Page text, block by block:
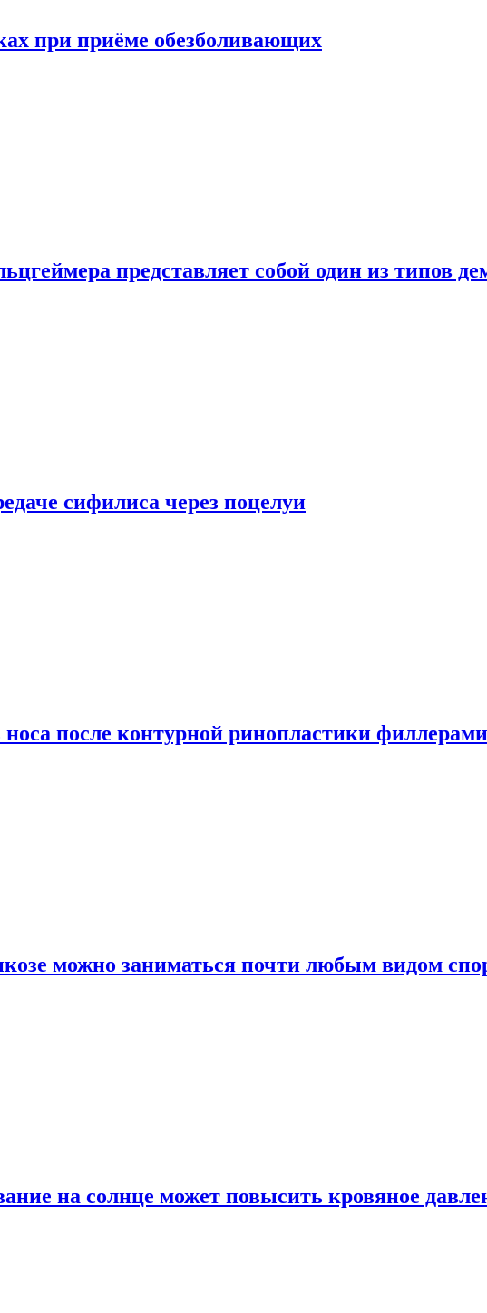
при приëме обезболивающих
представляет собой один из типов
сифилиса через поцелуи
после контурной ринопластики филлерами
можно заниматься почти любым видом
на солнце может повысить кровяное